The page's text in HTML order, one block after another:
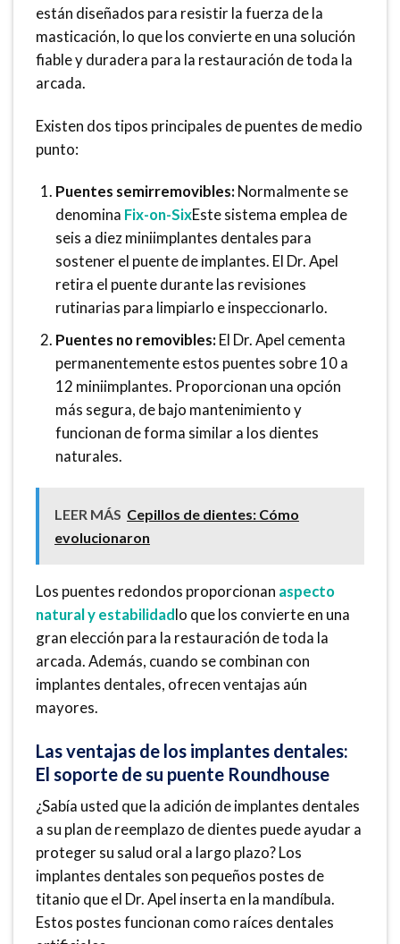
están diseñados para resistir la fuerza de la
masticación, lo que los convierte en una solución
fiable y duradera para la restauración de toda la
arcada.
Existen dos tipos principales de puentes de medio
punto:
Puentes semirremovibles:Normalmente se
denomina Fix-on-SixEste sistema emplea de
seis a diez miniimplantes dentales para
sostener el puente de implantes. El Dr. Apel
retira el puente durante las revisiones
rutinarias para limpiarlo e inspeccionarlo.
Puentes no removibles:El Dr. Apel cementa
permanentemente estos puentes sobre 10 a
12 miniimplantes. Proporcionan una opción
más segura, de bajo mantenimiento y
funcionan de forma similar a los dientes
naturales.
LEER MÁS Cepillos de dientes: Cómo
evolucionaron
Los puentes redondos proporcionan aspecto
natural y estabilidadlo que los convierte en una
gran elección para la restauración de toda la
arcada. Además, cuando se combinan con
implantes dentales, ofrecen ventajas aún
mayores.
Las ventajas de los implantes dentales:
El soporte de su puente Roundhouse
¿Sabía usted que la adición de implantes dentales
a su plan de reemplazo de dientes puede ayudar a
proteger su salud oral a largo plazo? Los
implantes dentales son pequeños postes de
titanio que el Dr. Apel inserta en la mandíbula.
Estos postes funcionan como raíces dentales